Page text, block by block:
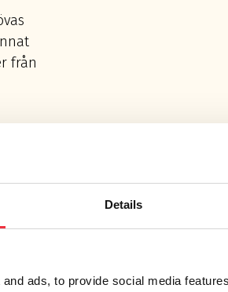
Details
ads, to provide social media
från
fått